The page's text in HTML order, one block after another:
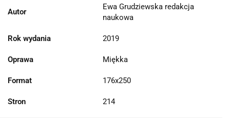
Autor
Ewa Grudziewska redakcja
naukowa
Rok wydania 2019
Oprawa Miękka
Format 176x250
Stron 214